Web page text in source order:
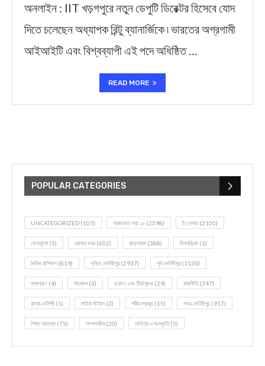
অনলাইন : IIT খড়গপুরে নতুন ডেপুটি ডিরেক্টর হিসেবে যোদ
দিতে চলেছেন অধ্যাপক রিন্টু ব্যানার্জিকে ৷ ভারতের অগ্রগামী
আইআইটি এবং বিশ্বব্যাপী এই পদে অধিষ্ঠিত …
READ MORE
POPULAR CATEGORIES
UNCATEGORIZED (107) আজকের সেরা ১০ (2598) ই-পেপার (2100)
খেলাধূলো (5) জেলার খবর (602) ঝাড়গ্রাম (388) দিনপঞ্জিকা (1)
দৈনিক রাশিফল (819) পশ্চিম মেদিনীপুর (2937) পূর্ব মেদিনীপুর (1120)
বন্যপ্রাণ (4) বিনোদন(3) ভ্রমণ এবং তীর্থকেন্দ্র (24) রাজনীতি(347)
রান্না-রেসিপী (1) লাইফ স্টাইল (2) শরীর স্বাস্থ্য (15) শহর মেদিনীপুর (917)
শিক্ষা ব্যবস্থা (75) সম্পাদকীয় (20) সাহিত্য ও সংস্কৃতি(5)